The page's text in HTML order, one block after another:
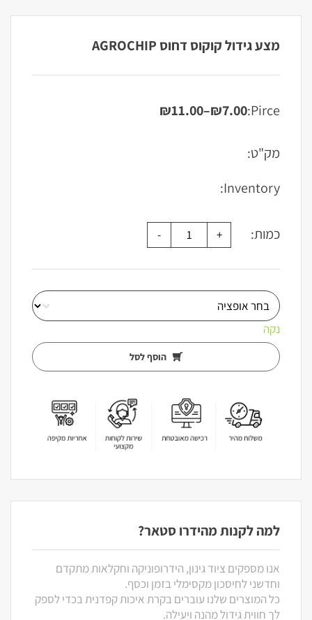
מצע גידול קוקוס דחוס AGROCHIP
Pirce:
₪7.00
–
₪11.00
טווח
מק"ט:
Inventory:
כמות:
נקה
הוסף לסל
למה לקנות מהידרו סטאר?
אנו מספקים ציוד גינון, הידרופוניקה וחקלאות מתקדם
וחדשני לחיסכון מקסימלי בזמן וכסף.
כל המוצרים שלנו עוברים בקרת איכות קפדנית בכדי לספק
לך חווית גידול מהנה ויעילה.